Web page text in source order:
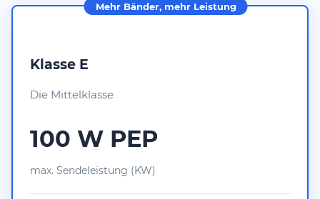
Mehr Bänder, mehr Leistung
Klasse E
Die Mittelklasse
100 W PEP
max. Sendeleistung (KW)